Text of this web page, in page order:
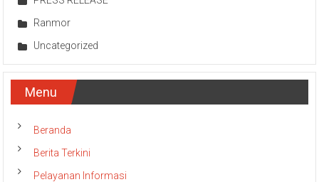
Ranmor
Uncategorized
Menu
Beranda
Berita Terkini
Pelayanan Informasi